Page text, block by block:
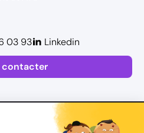
contacter
03 93 Linkedin